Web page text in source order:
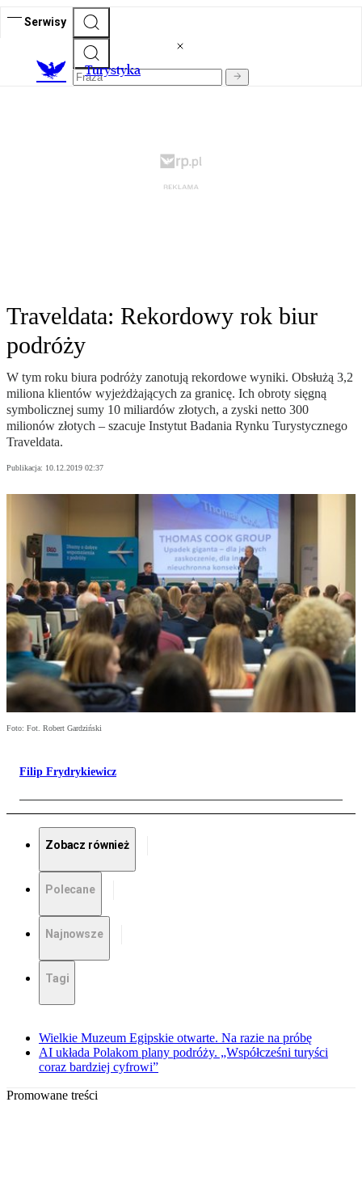
Serwisy
Turystyka
Traveldata: Rekordowy rok biur
podróży
W tym roku biura podróży zanotują rekordowe wyniki. Obsłużą 3,2
miliona klientów wyjeżdżających za granicę. Ich obroty sięgną
symbolicznej sumy 10 miliardów złotych, a zyski netto 300
milionów złotych – szacuje Instytut Badania Rynku Turystycznego
Traveldata.
Publikacja: 10.12.2019 02:37
Foto: Fot. Robert Gardziński
Filip Frydrykiewicz
Zobacz również
Polecane
Najnowsze
Tagi
Wielkie Muzeum Egipskie otwarte. Na razie na próbę
AI układa Polakom plany podróży. „Współcześni turyści
coraz bardziej cyfrowi”
Promowane treści